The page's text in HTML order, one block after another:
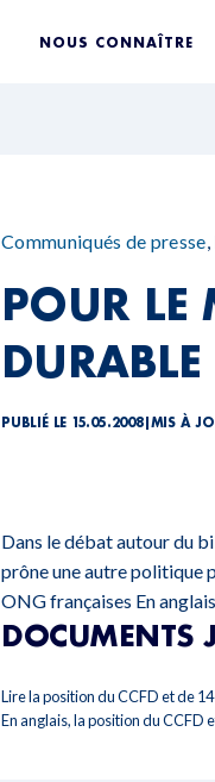
NOUS CONNAÎTRE
Communiqués de presse,
POUR LE
PUBLIÉ LE 15.05.2008| MIS À
Dans le débat autour du
prône une autre politique
ONG françaises En
DOCUMENTS
Lire la position du CCFD et de
En anglais, la position du CCFD